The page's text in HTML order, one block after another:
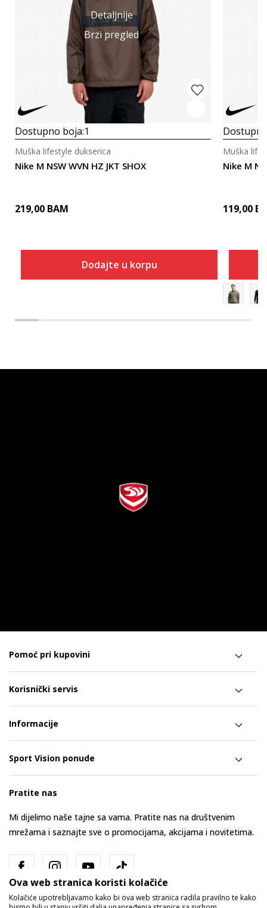
Detaljnije
Brzi pregled
Dostupno boja:1
Nike M NSW WVN HZ JKT SHOX
Muška lifestyle dukserica
219,00 BAM
Dodajte u korpu
Nike M
Muška
119,00
Pomoć pri kupovini
Korisnički servis
Informacije
Sport Vision ponude
Pratite nas
Mi dijelimo naše tajne sa vama. Pratite nas na društvenim
mrežama i saznajte sve o promocijama, akcijama i novitetima.
Ova web stranica koristi kolačiće
Kolačiće upotrebljavamo kako bi ova web stranica radila pravilno te kako